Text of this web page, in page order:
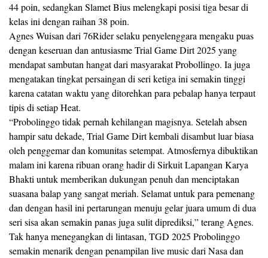
44 poin, sedangkan Slamet Bius melengkapi posisi tiga besar di
kelas ini dengan raihan 38 poin.
Agnes Wuisan dari 76Rider selaku penyelenggara mengaku puas
dengan keseruan dan antusiasme Trial Game Dirt 2025 yang
mendapat sambutan hangat dari masyarakat Probollingo. Ia juga
mengatakan tingkat persaingan di seri ketiga ini semakin tinggi
karena catatan waktu yang ditorehkan para pebalap hanya terpaut
tipis di setiap Heat.
“Probolinggo tidak pernah kehilangan magisnya. Setelah absen
hampir satu dekade, Trial Game Dirt kembali disambut luar biasa
oleh penggemar dan komunitas setempat. Atmosfernya dibuktikan
malam ini karena ribuan orang hadir di Sirkuit Lapangan Karya
Bhakti untuk memberikan dukungan penuh dan menciptakan
suasana balap yang sangat meriah. Selamat untuk para pemenang
dan dengan hasil ini pertarungan menuju gelar juara umum di dua
seri sisa akan semakin panas juga sulit diprediksi,” terang Agnes.
Tak hanya menegangkan di lintasan, TGD 2025 Probolinggo
semakin menarik dengan penampilan live music dari Nasa dan